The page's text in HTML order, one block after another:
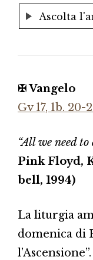
Ascolta
✠ Vangelo
Gv 17, 1b. 20-
“All we need
Pink Floyd,
bell, 1994)
La liturgia
domenica di